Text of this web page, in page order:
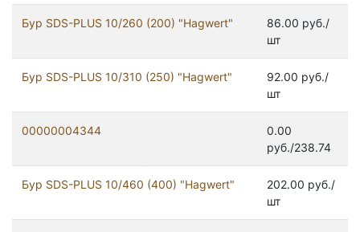
Бур SDS-PLUS 10/260 (200) "Hagwert"
86.00 руб./
шт
Бур SDS-PLUS 10/310 (250) "Hagwert"
92.00 руб./
шт
00000004344
0.00
руб./238.74
Бур SDS-PLUS 10/460 (400) "Hagwert"
202.00 руб./
шт